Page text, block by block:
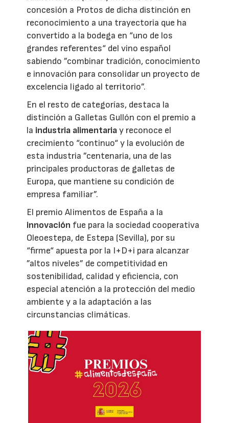
concesión a Protos de dicha distinción en
reconocimiento a una trayectoria que ha
convertido a la bodega en “uno de los
grandes referentes“ del vino español
sabiendo ”combinar tradición, conocimiento
e innovación para consolidar un proyecto de
excelencia ligado al territorio”.
En el resto de categorías, destaca la
distinción a Galletas Gullón con el premio a
la industria alimentariay reconoce el
crecimiento “continuo“ y la evolución de
esta industria ”centenaria, una de las
principales productoras de galletas de
Europa, que mantiene su condición de
empresa familiar”.
El premio Alimentos de España a la
innovación fue para la sociedad cooperativa
Oleoestepa, de Estepa (Sevilla), por su
“firme“ apuesta por la I+D+i para alcanzar
”altos niveles” de competitividad en
sostenibilidad, calidad y eficiencia, con
especial atención a la protección del medio
ambiente y a la adaptación a las
circunstancias climáticas.